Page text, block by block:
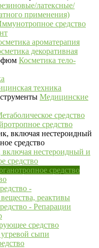
латексные/
применения)
средство
ароматерапия
декоративная
Косметика тело-
техника
Медицинские
средство
средство
включая нестероидный и
средство
средство
-
реактивы
- Репарации
средство
сыпи